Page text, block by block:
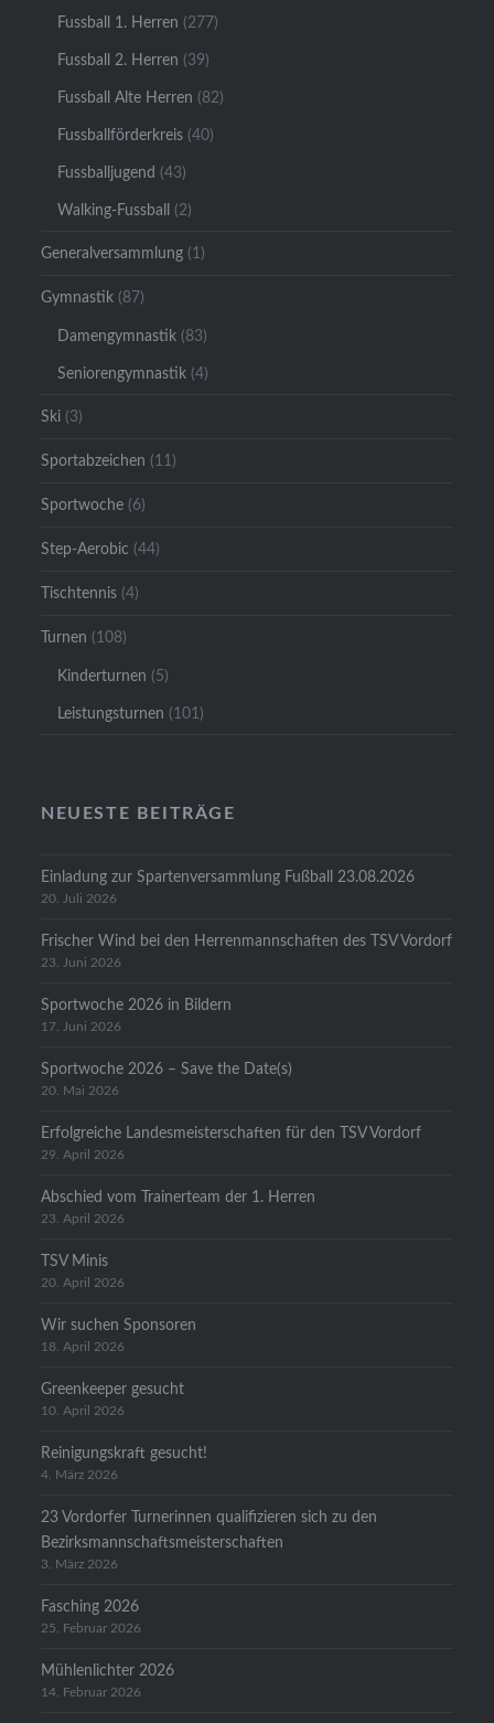
Fussball 1. Herren (277)
Fussball 2. Herren (39)
Fussball Alte Herren (82)
Fussballförderkreis (40)
Fussballjugend (43)
Walking-Fussball (2)
Generalversammlung (1)
Gymnastik (87)
Damengymnastik (83)
Seniorengymnastik (4)
Ski (3)
Sportabzeichen (11)
Sportwoche (6)
Step-Aerobic (44)
Tischtennis (4)
Turnen (108)
Kinderturnen (5)
Leistungsturnen (101)
NEUESTE BEITRÄGE
Einladung zur Spartenversammlung Fußball 23.08.2026
20. Juli 2026
Frischer Wind bei den Herrenmannschaften des TSV Vordorf
23. Juni 2026
Sportwoche 2026 in Bildern
17. Juni 2026
Sportwoche 2026 – Save the Date(s)
20. Mai 2026
Erfolgreiche Landesmeisterschaften für den TSV Vordorf
29. April 2026
Abschied vom Trainerteam der 1. Herren
23. April 2026
TSV Minis
20. April 2026
Wir suchen Sponsoren
18. April 2026
Greenkeeper gesucht
10. April 2026
Reinigungskraft gesucht!
4. März 2026
23 Vordorfer Turnerinnen qualifizieren sich zu den
Bezirksmannschaftsmeisterschaften
3. März 2026
Fasching 2026
25. Februar 2026
Mühlenlichter 2026
14. Februar 2026